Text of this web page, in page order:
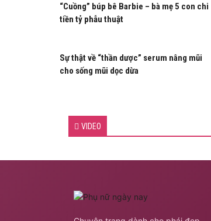
“Cuồng” búp bê Barbie – bà mẹ 5 con chi
tiền tỷ phẫu thuật
Sự thật về “thần dược” serum nâng mũi
cho sống mũi dọc dừa
VIDEO